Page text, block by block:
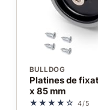
BULLDOG
Platines de
x 85 mm
★★★★☆ 4/5